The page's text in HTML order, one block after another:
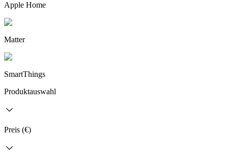
Apple Home
Matter
SmartThings
Produktauswahl
Preis (€)